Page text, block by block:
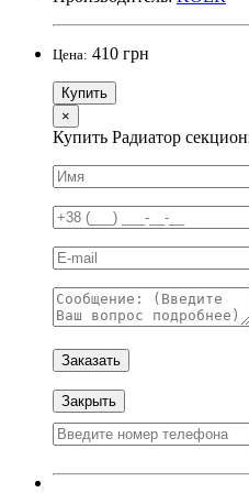
Цена: 410 грн
Купить
×
Купить Радиатор
Заказать
Закрыть